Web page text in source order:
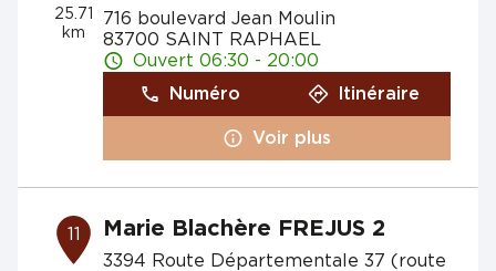
25.71
km
716 boulevard Jean Moulin
83700 SAINT RAPHAEL
Ouvert 06:30 - 20:00
Numéro
Itinéraire
Voir plus
11 Marie Blachère FREJUS 2
3394 Route Départementale 37 (route